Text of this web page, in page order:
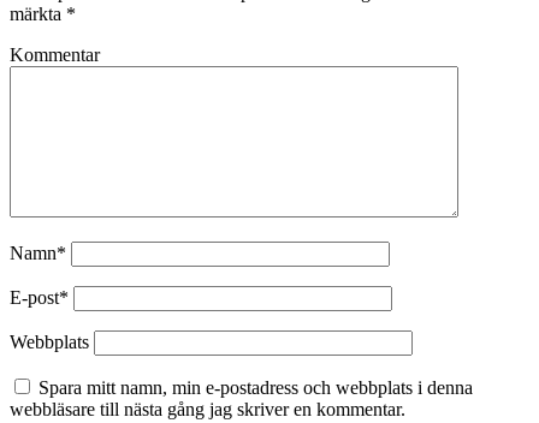
märkta *
Kommentar
Namn*
E-post*
Webbplats
Spara mitt namn, min e-postadress och webbplats i denna
webbläsare till nästa gång jag skriver en kommentar.